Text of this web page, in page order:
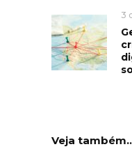
3
Veja